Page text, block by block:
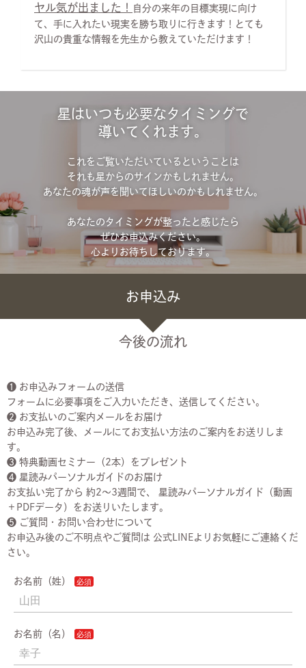
ヤル気が出ました！
自分の来年の目標実現に向け
て、手に入れたい現実を勝ち取りに行きます！とても
沢山の貴重な情報を先生から教えていただけます！
星はいつも必要なタイミングで
導いてくれます。
これをご覧いただいているということは
それも星からのサインかもしれません。
あなたの魂が声を聞いてほしいのかもしれません。
あなたのタイミングが整ったと感じたら
ぜひお申込みください。
心よりお待ちしております。
お申込み
今後の流れ
❶ お申込みフォームの送信
フォームに必要事項をご入力いただき、送信してください。
❷ お支払いのご案内メールをお届け
お申込み完了後、メールにてお支払い方法のご案内をお送りしま
す。
❸ 特典動画セミナー（2本）をプレゼント
❹ 星読みパーソナルガイドのお届け
お支払い完了から 約2〜3週間で、 星読みパーソナルガイド（動画
＋PDFデータ）をお送りいたします。
❺ ご質問・お問い合わせについて
お申込み後のご不明点やご質問は 公式LINEよりお気軽にご連絡くだ
さい。
お名前（姓）
お名前（名）